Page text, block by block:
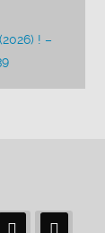
! –